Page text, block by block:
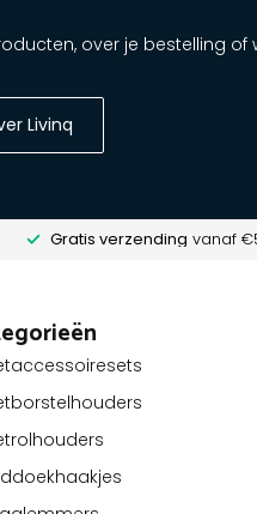
over je bestelling of
Livinq
Gratis verzending vanaf